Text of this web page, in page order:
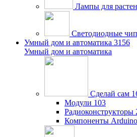
Лампы для
Светодиодные
Умный дом и автоматика 3156
Умный дом и автоматика
Сделай сам
Модули 103
Радиоконструкторы
Компоненты Arduino